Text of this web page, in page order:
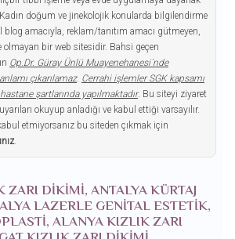
doğum ve jinekolojik konularda bilgilendirme
blog amacıyla, reklam/tanıtım amacı gütmeyen,
olmayan bir web sitesidir. Bahsi geçen
Op.Dr. Güray Ünlü Muayenehanesi`nde
çıkarılamaz. Cerrahi işlemler SGK kapsamı
şartlarında yapılmaktadır. Bu siteyi ziyaret
okuyup anladığı ve kabul ettiği varsayılır.
etmiyorsanız bu siteden çıkmak için
.
ZARI DIKIMI, ANTALYA KÜRTAJ
LAZERLE GENITAL ESTETIK,
ALANYA KIZLIK ZARI